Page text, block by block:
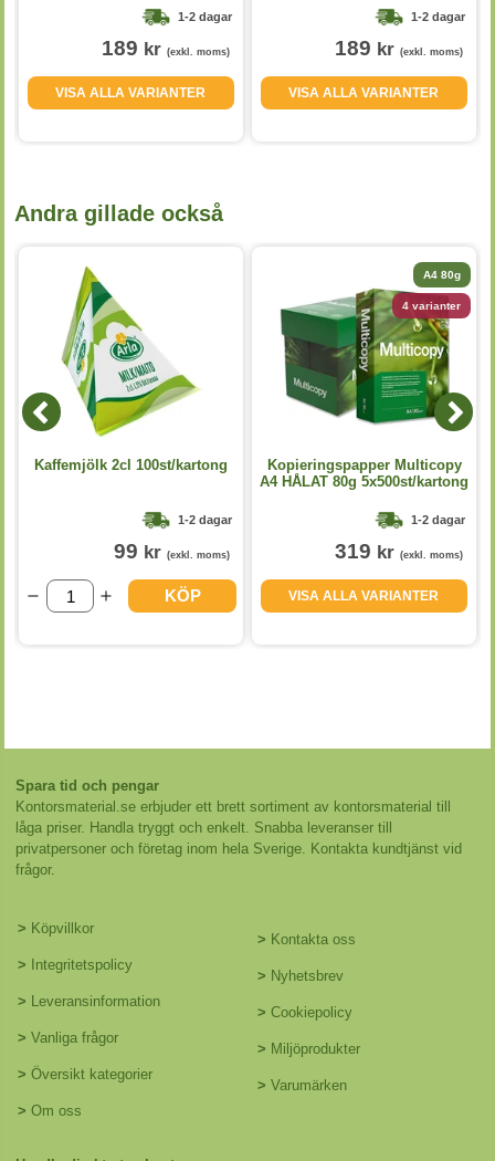
1-2 dagar
189 kr (exkl. moms)
VISA ALLA VARIANTER
1-2 dagar
189 kr (exkl. moms)
VISA ALLA VARIANTER
Andra gillade också
Kaffemjölk 2cl 100st/kartong
1-2 dagar
99 kr (exkl. moms)
KÖP
A4 80g
4 varianter
Kopieringspapper Multicopy
A4 HÅLAT 80g 5x500st/kartong
1-2 dagar
319 kr (exkl. moms)
VISA ALLA VARIANTER
Spara tid och pengar
Kontorsmaterial.se erbjuder ett brett sortiment av kontorsmaterial till
låga priser. Handla tryggt och enkelt. Snabba leveranser till
privatpersoner och företag inom hela Sverige. Kontakta kundtjänst vid
frågor.
> Köpvillkor
> Integritetspolicy
> Leveransinformation
> Vanliga frågor
> Översikt kategorier
> Om oss
> Kontakta oss
> Nyhetsbrev
> Cookiepolicy
> Miljöprodukter
> Varumärken